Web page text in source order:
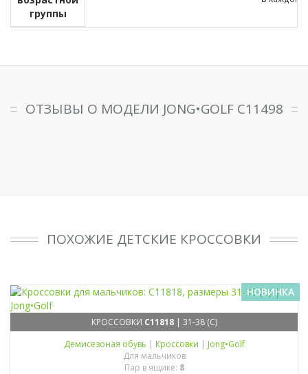
группы
ОТЗЫВЫ О МОДЕЛИ JONG•GOLF C11498
ПОХОЖИЕ ДЕТСКИЕ КРОССОВКИ
НОВИНКА
КРОССОВКИ C11818| 31-38 (C)
Демисезоная обувь | Кроссовки | Jong•Golf
Для мальчиков
Пар в ящике: 8